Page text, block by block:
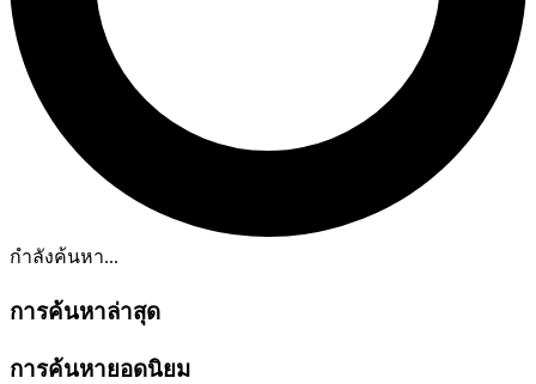
กำลังค้นหา...
การค้นหาล่าสุด
การค้นหายอดนิยม